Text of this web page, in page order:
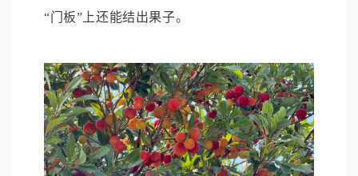
“门板”上还能结出果子。